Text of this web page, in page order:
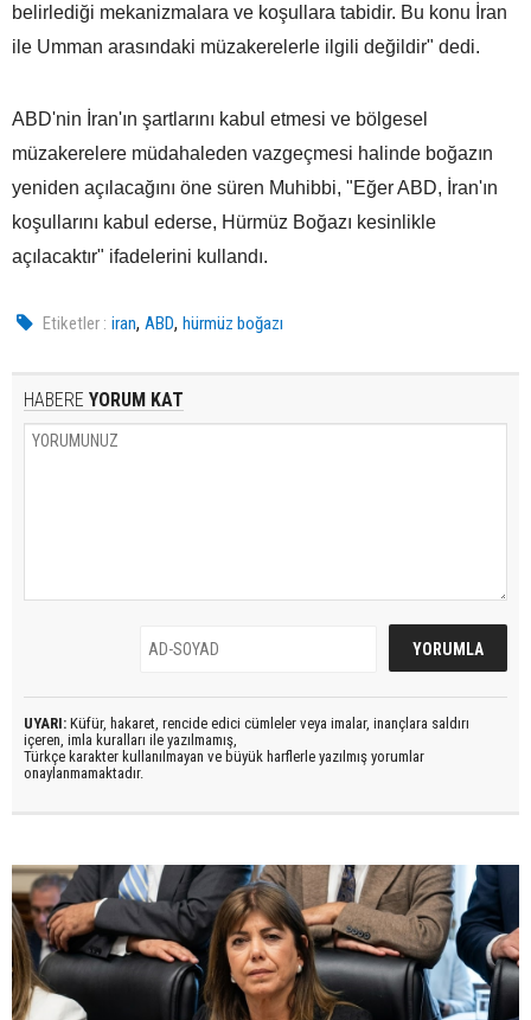
belirlediği mekanizmalara ve koşullara tabidir. Bu konu İran
ile Umman arasındaki müzakerelerle ilgili değildir" dedi.
ABD'nin İran'ın şartlarını kabul etmesi ve bölgesel
müzakerelere müdahaleden vazgeçmesi halinde boğazın
yeniden açılacağını öne süren Muhibbi, "Eğer ABD, İran'ın
koşullarını kabul ederse, Hürmüz Boğazı kesinlikle
açılacaktır" ifadelerini kullandı.
Etiketler : iran,ABD,hürmüz boğazı
HABERE YORUM KAT
UYARI: Küfür, hakaret, rencide edici cümleler veya imalar, inançlara saldırı
içeren, imla kuralları ile yazılmamış,
Türkçe karakter kullanılmayan ve büyük harflerle yazılmış yorumlar
onaylanmamaktadır.